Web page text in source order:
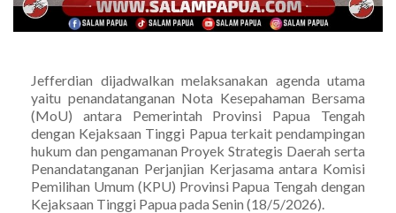
Jefferdian dijadwalkan melaksanakan agenda utama
yaitu penandatanganan Nota Kesepahaman Bersama
(MoU) antara Pemerintah Provinsi Papua Tengah
dengan Kejaksaan Tinggi Papua terkait pendampingan
hukum dan pengamanan Proyek Strategis Daerah serta
Penandatanganan Perjanjian Kerjasama antara Komisi
Pemilihan Umum (KPU) Provinsi Papua Tengah dengan
Kejaksaan Tinggi Papua pada Senin (18/5/2026).